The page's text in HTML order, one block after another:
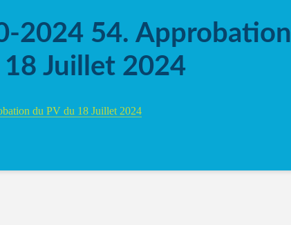
2024 54. Approbation
Juillet 2024
du PV du 18 Juillet 2024